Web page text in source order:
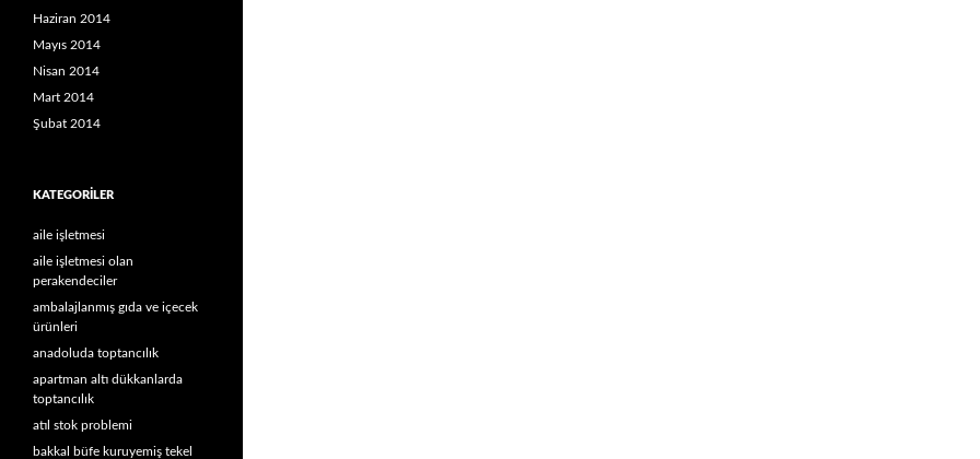
Haziran 2014
Mayıs 2014
Nisan 2014
Mart 2014
Şubat 2014
KATEGORILER
aile işletmesi
aile işletmesi olan
perakendeciler
ambalajlanmış gıda ve içecek
ürünleri
anadoluda toptancılık
apartman altı dükkanlarda
toptancılık
atıl stok problemi
bakkal büfe kuruyemiş tekel